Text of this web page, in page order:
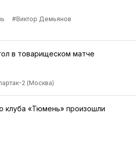
#Виктор Демьянов
в товарищеском матче
2 (Москва)
клуба «Тюмень» произошли